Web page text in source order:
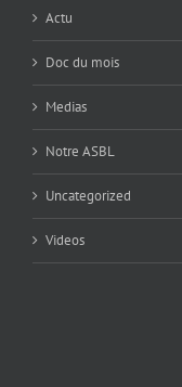
Actu
Doc du mois
Medias
Notre ASBL
Uncategorized
Videos